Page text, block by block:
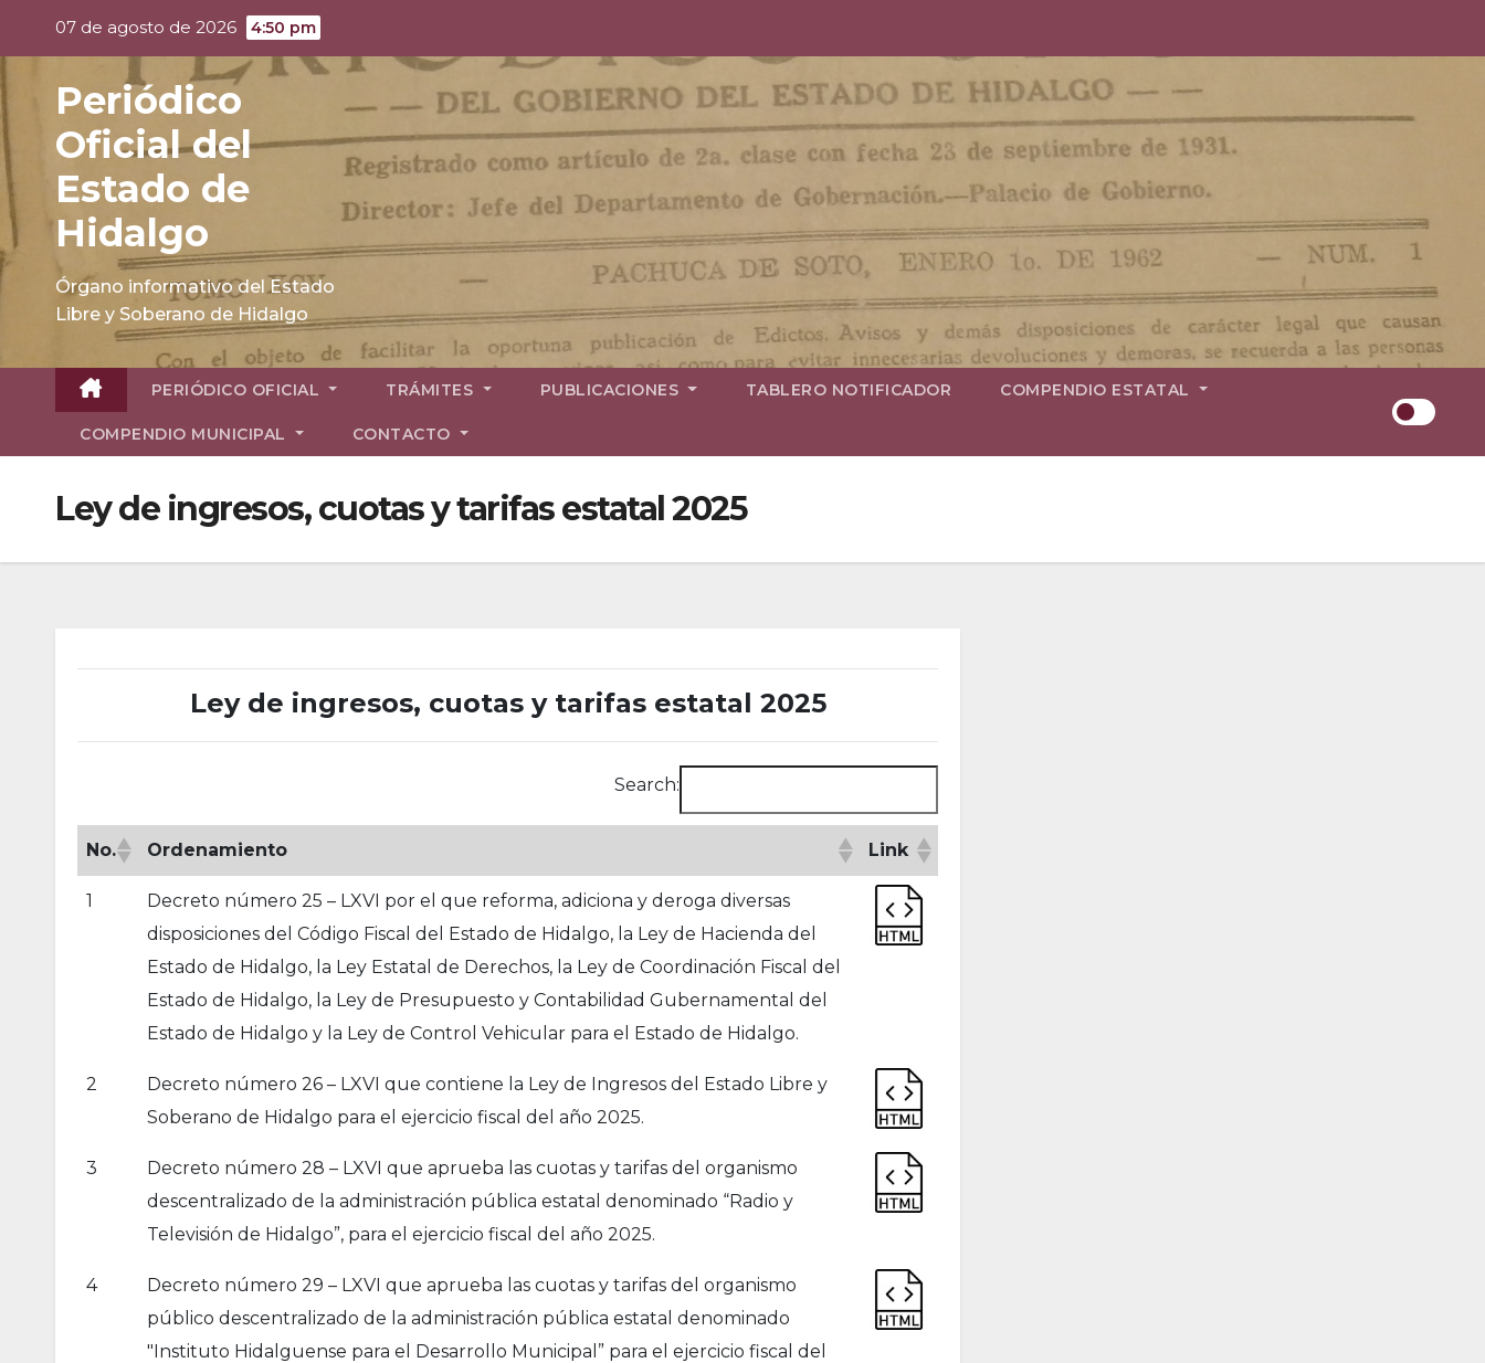
07 de agosto de 2026 4:50 pm
Periódico
Oficial del
Estado de
Hidalgo
Órgano informativo del Estado
Libre y Soberano de Hidalgo
PERIÓDICO OFICIAL TRÁMITES PUBLICACIONES TABLERO NOTIFICADOR COMPENDIO ESTATAL
COMPENDIO MUNICIPAL CONTACTO
Ley de ingresos, cuotas y tarifas estatal 2025
Ley de ingresos, cuotas y tarifas estatal 2025
Search:
No. Ordenamiento Link
1
Decreto número 25 – LXVI por el que reforma, adiciona y deroga diversas
disposiciones del Código Fiscal del Estado de Hidalgo, la Ley de Hacienda del
Estado de Hidalgo, la Ley Estatal de Derechos, la Ley de Coordinación Fiscal del
Estado de Hidalgo, la Ley de Presupuesto y Contabilidad Gubernamental del
Estado de Hidalgo y la Ley de Control Vehicular para el Estado de Hidalgo.
2
Decreto número 26 – LXVI que contiene la Ley de Ingresos del Estado Libre y
Soberano de Hidalgo para el ejercicio fiscal del año 2025.
3
Decreto número 28 – LXVI que aprueba las cuotas y tarifas del organismo
descentralizado de la administración pública estatal denominado “Radio y
Televisión de Hidalgo”, para el ejercicio fiscal del año 2025.
4
Decreto número 29 – LXVI que aprueba las cuotas y tarifas del organismo
público descentralizado de la administración pública estatal denominado
"Instituto Hidalguense para el Desarrollo Municipal” para el ejercicio fiscal del